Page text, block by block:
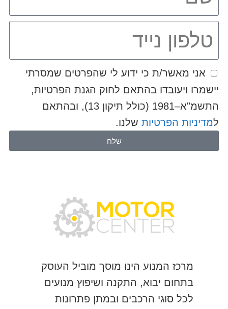
אני מאשר/ת כי ידוע לי שהפרטים שמסרתי
יישמרו ויעובדו בהתאם לחוק הגנת הפרטיות,
התשמ"א–1981 (כולל תיקון 13), ובהתאם
למדיניות הפרטיותשלנו.
שלח
מרכז המנוע הינו מוסך מוביל העוסק
בתחום יבוא, התקנה ושיפוץ מנועים
לכל סוגי הרכבים ובמתן פתרונות